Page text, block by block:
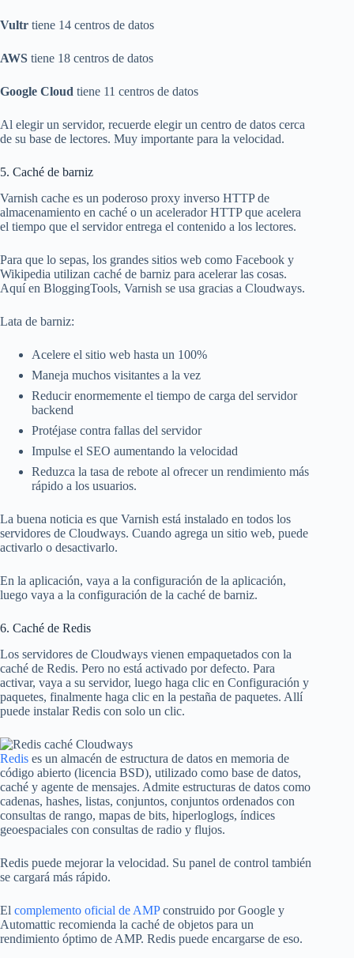
Vultr tiene 14 centros de datos
AWS tiene 18 centros de datos
Google Cloud tiene 11 centros de datos
Al elegir un servidor, recuerde elegir un centro de datos cerca
de su base de lectores. Muy importante para la velocidad.
5. Caché de barniz
Varnish cache es un poderoso proxy inverso HTTP de
almacenamiento en caché o un acelerador HTTP que acelera
el tiempo que el servidor entrega el contenido a los lectores.
Para que lo sepas, los grandes sitios web como Facebook y
Wikipedia utilizan caché de barniz para acelerar las cosas.
Aquí en BloggingTools, Varnish se usa gracias a Cloudways.
Lata de barniz:
Acelere el sitio web hasta un 100%
Maneja muchos visitantes a la vez
Reducir enormemente el tiempo de carga del servidor
backend
Protéjase contra fallas del servidor
Impulse el SEO aumentando la velocidad
Reduzca la tasa de rebote al ofrecer un rendimiento más
rápido a los usuarios.
La buena noticia es que Varnish está instalado en todos los
servidores de Cloudways. Cuando agrega un sitio web, puede
activarlo o desactivarlo.
En la aplicación, vaya a la configuración de la aplicación,
luego vaya a la configuración de la caché de barniz.
6. Caché de Redis
Los servidores de Cloudways vienen empaquetados con la
caché de Redis. Pero no está activado por defecto. Para
activar, vaya a su servidor, luego haga clic en Configuración y
paquetes, finalmente haga clic en la pestaña de paquetes. Allí
puede instalar Redis con solo un clic.
Redis es un almacén de estructura de datos en memoria de
código abierto (licencia BSD), utilizado como base de datos,
caché y agente de mensajes. Admite estructuras de datos como
cadenas, hashes, listas, conjuntos, conjuntos ordenados con
consultas de rango, mapas de bits, hiperloglogs, índices
geoespaciales con consultas de radio y flujos.
Redis puede mejorar la velocidad. Su panel de control también
se cargará más rápido.
El complemento oficial de AMPconstruido por Google y
Automattic recomienda la caché de objetos para un
rendimiento óptimo de AMP. Redis puede encargarse de eso.